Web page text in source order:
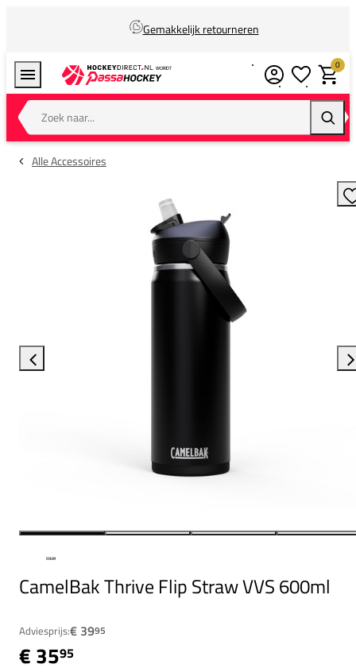
Gemakkelijk retourneren
Zoek naar...
0
Alle Accessoires
CamelBak Thrive Flip Straw VVS 600ml
Adviesprijs:€ 3995
€ 3595